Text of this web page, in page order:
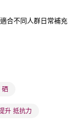
工作天到店，3天內
合不同人群日常補充
硒
升 抵抗力